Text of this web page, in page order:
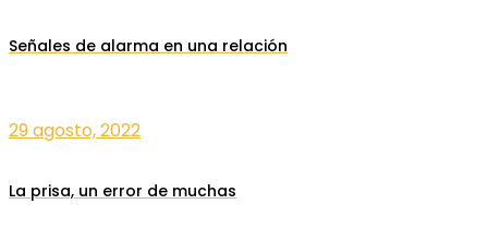
Señales de alarma en una relación
29 agosto, 2022
La prisa, un error de muchas